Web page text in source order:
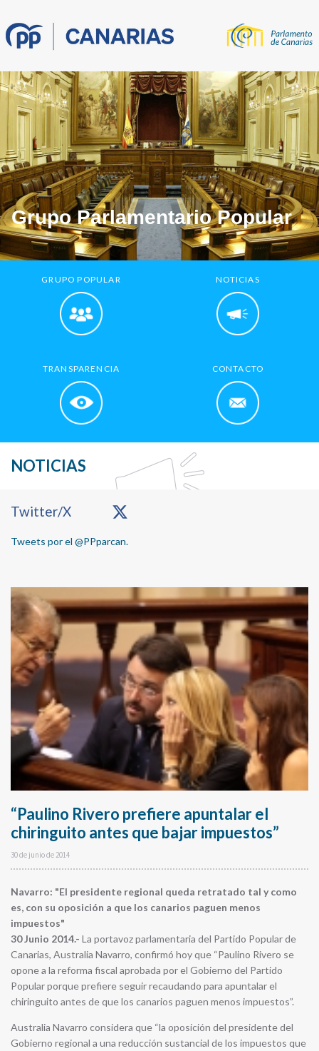
Grupo Parlamentario Popular
GRUPO POPULAR NOTICIAS
TRANSPARENCIA CONTACTO
NOTICIAS
“Paulino Rivero prefiere apuntalar el
chiringuito antes que bajar impuestos”
30 de junio de 2014
Navarro: "El presidente regional queda retratado tal y como
es, con su oposición a que los canarios paguen menos
impuestos"
30 Junio 2014.- La portavoz parlamentaria del Partido Popular de
Canarias, Australia Navarro, confirmó hoy que “Paulino Rivero se
opone a la reforma fiscal aprobada por el Gobierno del Partido
Popular porque prefiere seguir recaudando para apuntalar el
chiringuito antes de que los canarios paguen menos impuestos”.
Australia Navarro considera que “la oposición del presidente del
Gobierno regional a una reducción sustancial de los impuestos que
Primary
Twitter/X
Tweets por el @PPparcan.